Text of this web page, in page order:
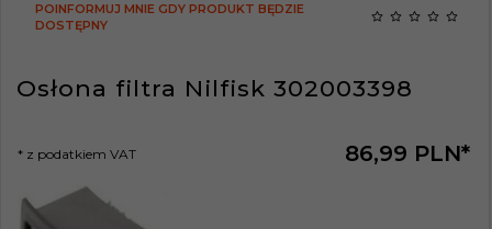
POINFORMUJ MNIE GDY PRODUKT BĘDZIE
DOSTĘPNY
Osłona filtra Nilfisk 302003398
86,99 PLN*
* z podatkiem VAT